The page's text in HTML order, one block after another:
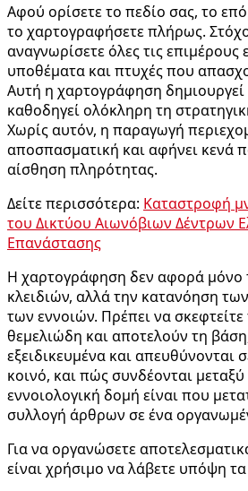
Αφού ορίσετε το πεδίο σας, το
το χαρτογραφήσετε πλήρως.
αναγνωρίσετε όλες τις επιμέρους
υποθέματα και πτυχές που
Αυτή η χαρτογράφηση
καθοδηγεί ολόκληρη τη
Χωρίς αυτόν, η παραγωγή
αποσπασματική και αφήνει κενά
αίσθηση πληρότητας.
Δείτε περισσότερα: Καταστροφή
του Δικτύου Αιωνόβιων Δέντρων
Επανάστασης
Η χαρτογράφηση δεν αφορά μόνο
κλειδιών, αλλά την κατανόηση
των εννοιών. Πρέπει να σκεφτείτε
θεμελιώδη και αποτελούν τη
εξειδικευμένα και απευθύνονται
κοινό, και πώς συνδέονται
εννοιολογική δομή είναι που
συλλογή άρθρων σε ένα
Για να οργανώσετε
είναι χρήσιμο να λάβετε υπόψη τα